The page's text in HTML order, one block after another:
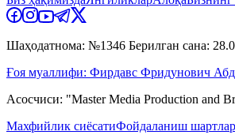
Шаҳодатнома: №1346 Берилган сана:
Ғоя муаллифи: Фирдавс Фридунович
Асосчиси: "Master Media Production and
Махфийлик сиёсатиФойдаланиш